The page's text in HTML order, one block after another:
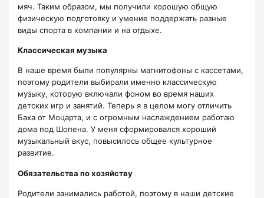
мяч. Таким образом, мы получили хорошую общую
физическую подготовку и умение поддержать разные
виды спорта в компании и на отдыхе.
Классическая музыка
В наше время были популярны магнитофоны с кассетами,
поэтому родители выбирали именно классическую
музыку, которую включали фоном во время наших
детских игр и занятий. Теперь я в целом могу отличить
Баха от Моцарта, и с огромным наслаждением работаю
дома под Шопена. У меня сформировался хороший
музыкальный вкус, повысилось общее культурное
развитие.
Обязательства по хозяйству
Родители занимались работой, поэтому в наши детские